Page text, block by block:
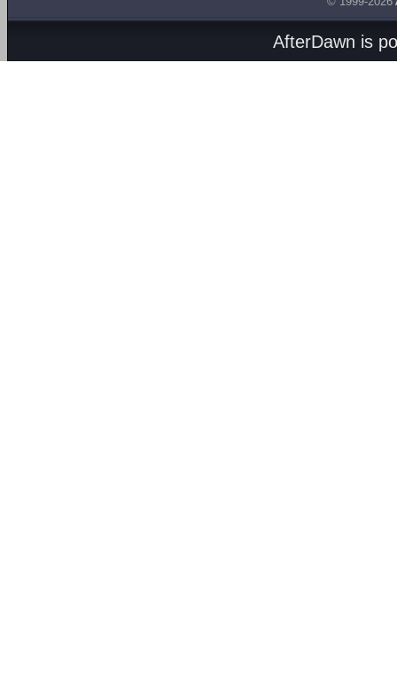
AfterDawn is